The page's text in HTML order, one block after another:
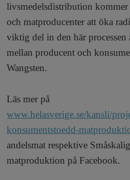
livsmedelsdistribution
och matproducenter att öka
viktig del in den här processen
mellan producent och
Wangsten.
Läs mer på
www.helasverige.se/kansli/
konsumentstoedd-
andelsmat respektive
matproduktion på Facebook.